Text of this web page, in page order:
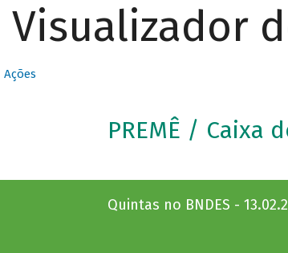
Visualizador
Ações
PREMÊ / Caixa
Quintas no BNDES -